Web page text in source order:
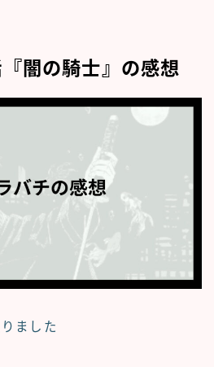
闇の騎士』の感想
ました